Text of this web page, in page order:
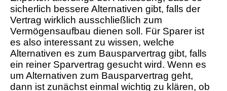
sicherlich bessere Alternativen gibt, falls der
Vertrag wirklich ausschließlich zum
Vermögensaufbau dienen soll. Für Sparer ist
es also interessant zu wissen, welche
Alternativen es zum Bausparvertrag gibt, falls
ein reiner Sparvertrag gesucht wird. Wenn es
um Alternativen zum Bausparvertrag geht,
dann ist zunächst einmal wichtig zu klären, ob